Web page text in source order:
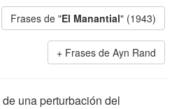
Frases de "El Manantial" (1943)
Frases de Ayn Rand
una perturbación del